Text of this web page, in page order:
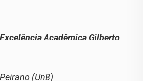
Acadêmica Gilberto
(UnB)